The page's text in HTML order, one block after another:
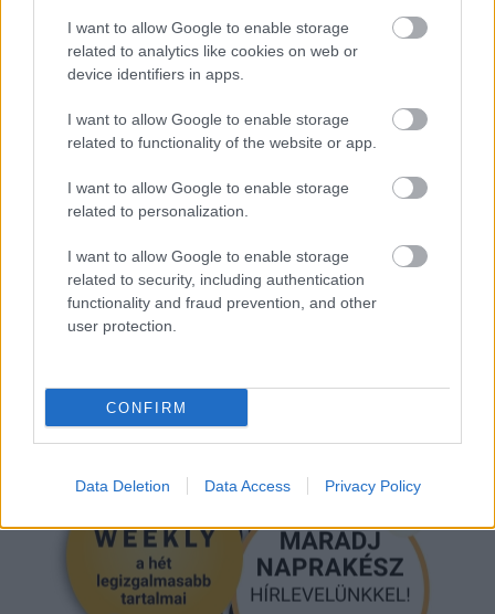
I want to allow Google to enable storage
related to analytics like cookies on web or
device identifiers in apps.
I want to allow Google to enable storage
related to functionality of the website or app.
I want to allow Google to enable storage
related to personalization.
I want to allow Google to enable storage
related to security, including authentication
functionality and fraud prevention, and other
user protection.
CONFIRM
Data Deletion Data Access Privacy Policy
Kövesd a Glamour cikkeit a